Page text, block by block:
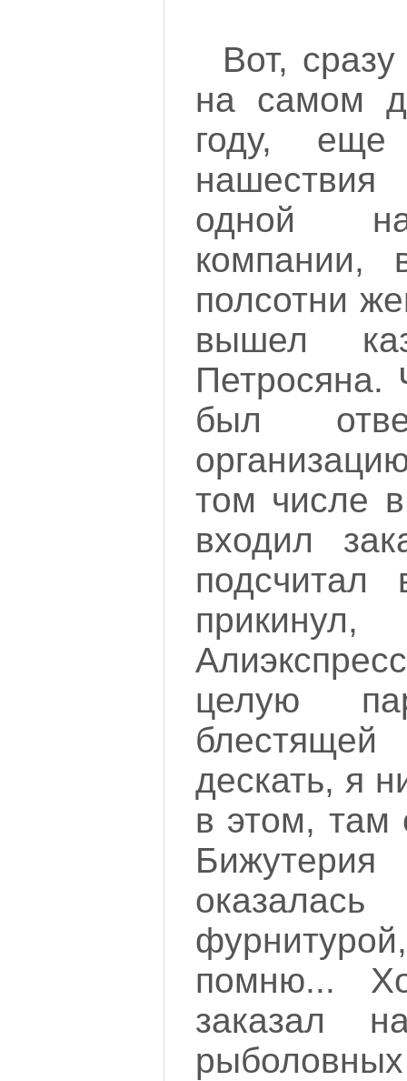
Вот,
на самом
году,
нашествия
одной
компании,
полсотни
вышел
Петросяна.
был
том числе
входил
целую
дескать, я
в этом, там
помню...
заказал